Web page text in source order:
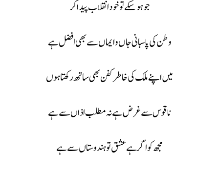
جو ہو سکے تو خود انقلاب پیدا کر
وطن کی پاسبانی جاں و ایماں سے بھی افضل ہے
میں اپنے ملک کی خاطر کفن بھی ساتھ رکھتا ہوں
ناقوس سے غرض ہے نہ مطلب اذاں سے ہے
مجھ کو اگر ہے عشق تو ہندوستاں سے ہے